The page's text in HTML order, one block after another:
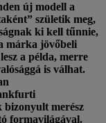
új modell a
születik meg,
ki kell tűnnie,
márka jövőbeli
a példa, merre
is válhat.
bizonyult merész
formavilágával.